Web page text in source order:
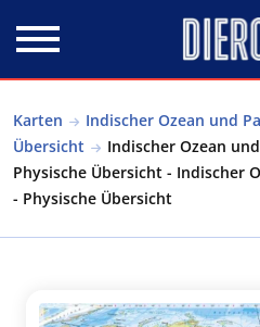
Karten Indischer Ozean und
Übersicht
Indischer Ozean
Physische Übersicht - Indischer
- Physische Übersicht